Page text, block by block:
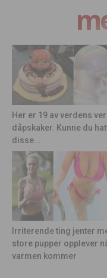
Her er 19 av verdens
dåpskaker. Kunne du
disse...
Irriterende ting jenter
store pupper opplever
varmen kommer